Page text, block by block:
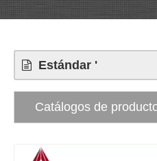
Estándar '
Catálogos de